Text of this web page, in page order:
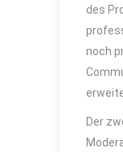
des
noch
Der